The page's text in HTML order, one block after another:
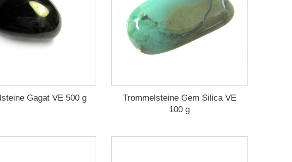
Gagat VE 500 g
Trommelsteine Gem Silica VE
100 g